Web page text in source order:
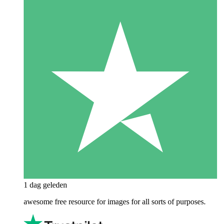
1 dag geleden
awesome free resource for images for all sorts of purposes.